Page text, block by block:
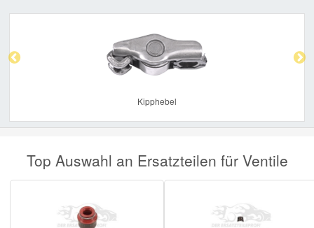
Kipphebel
Top Auswahl an Ersatzteilen für Ventile